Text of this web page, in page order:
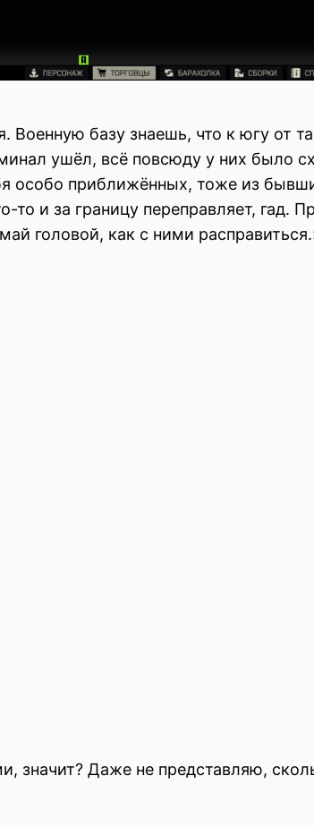
Военную базу знаешь, что к югу от
ушёл, всё повсюду у них было
особо приближённых, тоже из
и за границу переправляет, гад.
головой, как с ними
значит? Даже не представляю,